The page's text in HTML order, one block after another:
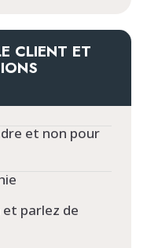
CLIENT ET
et non pour
parlez de